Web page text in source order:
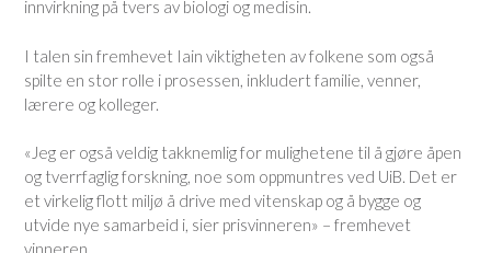
innvirkning på tvers av biologi og medisin.
I talen sin fremhevet Iain viktigheten av folkene som også
spilte en stor rolle i prosessen, inkludert familie, venner,
lærere og kolleger.
«Jeg er også veldig takknemlig for mulighetene til å gjøre åpen
og tverrfaglig forskning, noe som oppmuntres ved UiB. Det er
et virkelig flott miljø å drive med vitenskap og å bygge og
utvide nye samarbeid i, sier prisvinneren» – fremhevet
vinneren.